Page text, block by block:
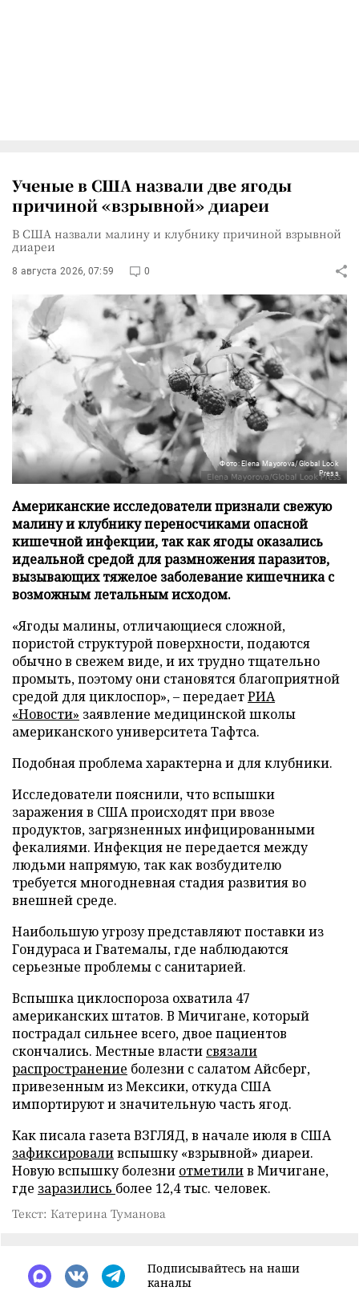
Ученые в США назвали две ягоды
причиной «взрывной» диареи
В США назвали малину и клубнику причиной взрывной
диареи
8 августа 2026, 07:59 0
Фото: Elena Mayorova/Global Look
Press
Американские исследователи признали свежую
малину и клубнику переносчиками опасной
кишечной инфекции, так как ягоды оказались
идеальной средой для размножения паразитов,
вызывающих тяжелое заболевание кишечника с
возможным летальным исходом.
«Ягоды малины, отличающиеся сложной,
пористой структурой поверхности, подаются
обычно в свежем виде, и их трудно тщательно
промыть, поэтому они становятся благоприятной
средой для циклоспор», – передаетРИА
«Новости» заявление медицинской школы
американского университета Тафтса.
Подобная проблема характерна и для клубники.
Исследователи пояснили, что вспышки
заражения в США происходят при ввозе
продуктов, загрязненных инфицированными
фекалиями. Инфекция не передается между
людьми напрямую, так как возбудителю
требуется многодневная стадия развития во
внешней среде.
Наибольшую угрозу представляют поставки из
Гондураса и Гватемалы, где наблюдаются
серьезные проблемы с санитарией.
Вспышка циклоспороза охватила 47
американских штатов. В Мичигане, который
пострадал сильнее всего, двое пациентов
скончались. Местные власти связали
распространение болезни с салатом Айсберг,
привезенным из Мексики, откуда США
импортируют и значительную часть ягод.
Как писала газета ВЗГЛЯД, в начале июля в США
зафиксироваливспышку «взрывной» диареи.
Новую вспышку болезни отметилив Мичигане,
где заразились более 12,4 тыс. человек.
Текст: Катерина Туманова
Подписывайтесь на наши
каналы